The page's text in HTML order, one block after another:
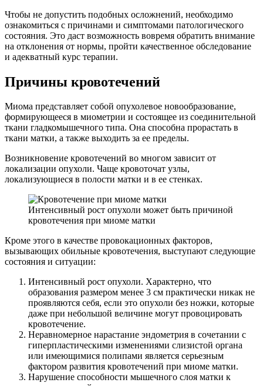
Чтобы не допустить подобных осложнений, необходимо
ознакомиться с причинами и симптомами патологического
состояния. Это даст возможность вовремя обратить внимание
на отклонения от нормы, пройти качественное обследование
и адекватный курс терапии.
Причины кровотечений
Миома представляет собой опухолевое новообразование,
формирующееся в миометрии и состоящее из соединительной
ткани гладкомышечного типа. Она способна прорастать в
ткани матки, а также выходить за ее пределы.
Возникновение кровотечений во многом зависит от
локализации опухоли. Чаще кровоточат узлы,
локализующиеся в полости матки и в ее стенках.
Интенсивный рост опухоли может быть причиной
кровотечения при миоме матки
Кроме этого в качестве провокационных факторов,
вызывающих обильные кровотечения, выступают следующие
состояния и ситуации:
Интенсивный рост опухоли. Характерно, что
образования размером менее 3 см практически никак не
проявляются себя, если это опухоли без ножки, которые
даже при небольшой величине могут провоцировать
кровотечение.
Неравномерное нарастание эндометрия в сочетании с
гиперпластическими изменениями слизистой органа
или имеющимися полипами является серьезным
фактором развития кровотечений при миоме матки.
Нарушение способности мышечного слоя матки к